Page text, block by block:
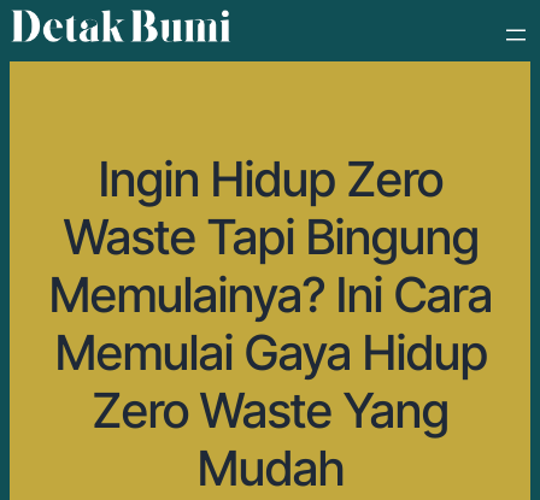
Ingin Hidup Zero
Waste Tapi Bingung
Memulainya? Ini Cara
Memulai Gaya Hidup
Zero Waste Yang
Mudah